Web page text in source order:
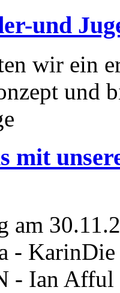
und
wir ein
und
mit
am
-
- Ian